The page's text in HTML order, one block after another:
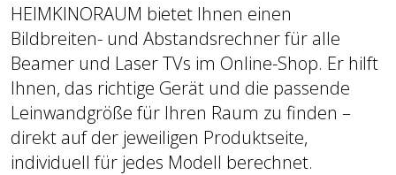
HEIMKINORAUM bietet Ihnen einen
Bildbreiten- und Abstandsrechner für alle
Beamer und Laser TVs im Online-Shop. Er hilft
Ihnen, das richtige Gerät und die passende
Leinwandgröße für Ihren Raum zu finden –
direkt auf der jeweiligen Produktseite,
individuell für jedes Modell berechnet.